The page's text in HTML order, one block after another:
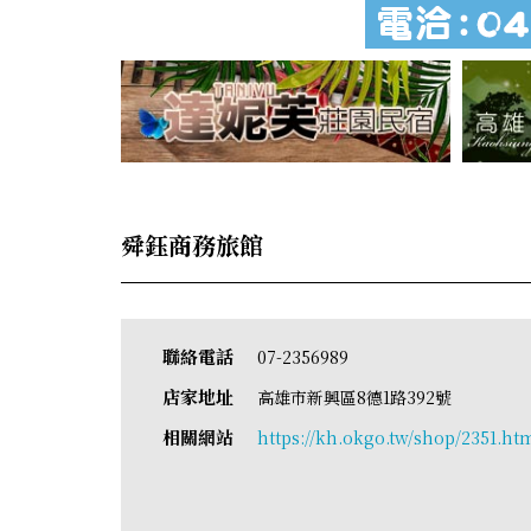
舜鈺商務旅館
聯絡電話 07-2356989
店家地址 高雄市新興區8德1路392號
相關網站 https://kh.okgo.tw/shop/